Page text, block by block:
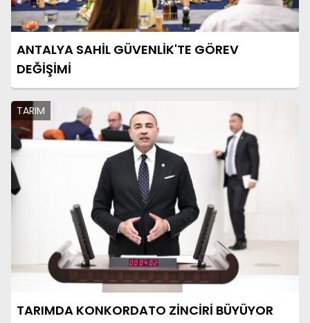
ANTALYA SAHİL GÜVENLİK'TE GÖREV
DEĞİŞİMİ
TARIM
TARIMDA KONKORDATO ZİNCİRİ BÜYÜYOR